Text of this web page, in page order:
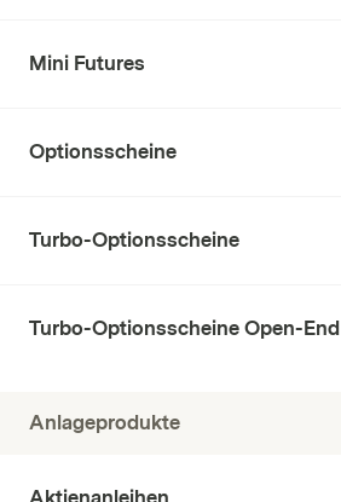
Mini Futures
Optionsscheine
Turbo-Optionsscheine
Turbo-Optionsscheine Open-End
Anlageprodukte